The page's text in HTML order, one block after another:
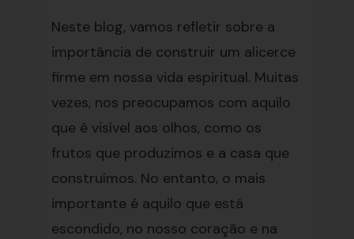
Neste blog, vamos refletir sobre a
importância de construir um alicerce
firme em nossa vida espiritual. Muitas
vezes, nos preocupamos com aquilo
que é visível aos olhos, como os
frutos que produzimos e a casa que
construímos. No entanto, o mais
importante é aquilo que está
escondido, no nosso coração e na